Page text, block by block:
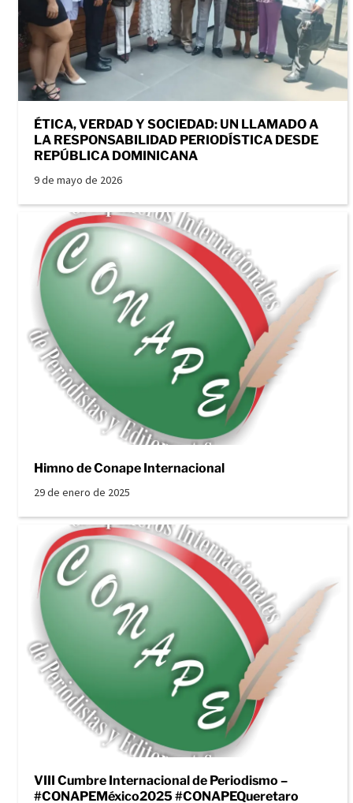
ÉTICA, VERDAD Y SOCIEDAD: UN LLAMADO A
LA RESPONSABILIDAD PERIODÍSTICA DESDE
REPÚBLICA DOMINICANA
9 de mayo de 2026
Himno de Conape Internacional
29 de enero de 2025
VIII Cumbre Internacional de Periodismo –
#CONAPEMéxico2025 #CONAPEQueretaro